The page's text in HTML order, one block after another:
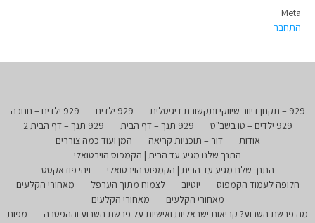
Meta
התחבר
929 – תקנון דיוור שיווקי ותקשורת דיגיטלית 929 ילדים
929 ילדים – חנוכה
929 ילדים – טו בשב"ט
929 תנך – דף הבית
929 תנך – דף הבית 2
אודות
דור – תוכניות קריאה
המן ועוד כמה צוררים
התנך שלנו מגיע עד הבית | הקמפוס הוירטואלי
התנך שלנו מגיע עד הבית | הקמפוס הוירטואלי
ויהי פודאקסט
חלופה לעמוד הקמפוס
יוטיוב לצמוח מתוך הערפל
מאחורי הקלעים
מאחורי הקלעים
מאחורי הקלעים
מה פרשת השבוע? קריאות ישראליות ואישיות על פרשת השבוע וההפטרה
מפות